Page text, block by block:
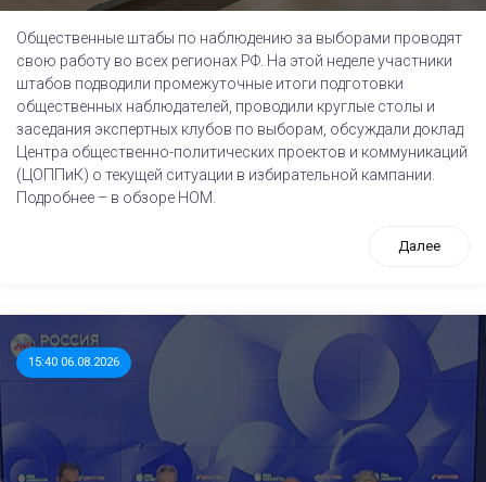
Общественные штабы по наблюдению за выборами проводят
свою работу во всех регионах РФ. На этой неделе участники
штабов подводили промежуточные итоги подготовки
общественных наблюдателей, проводили круглые столы и
заседания экспертных клубов по выборам, обсуждали доклад
Центра общественно-политических проектов и коммуникаций
(ЦОППиК) о текущей ситуации в избирательной кампании.
Подробнее – в обзоре НОМ.
Далее
15:40 06.08.2026